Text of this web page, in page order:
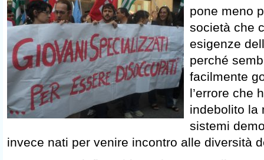
pone meno
società che
esigenze
perché
facilmente
l’errore che
indebolito la
sistemi
invece nati per venire incontro alle diversità